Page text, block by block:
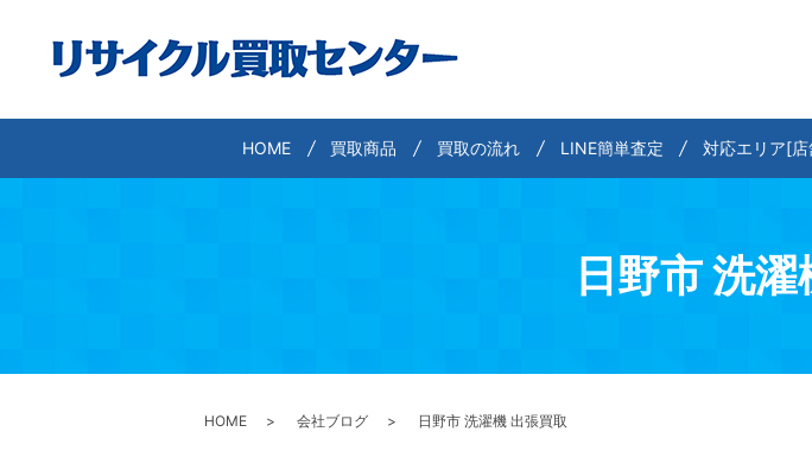
HOME 買取商品 買取の流れ LINE簡単査定 対応エリア[
日野市 洗
HOME 会社ブログ 日野市 洗濯機 出張買取